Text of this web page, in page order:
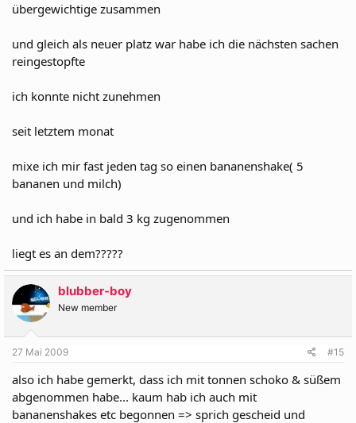
übergewichtige zusammen
und gleich als neuer platz war habe ich die nächsten sachen
reingestopfte
ich konnte nicht zunehmen
seit letztem monat
mixe ich mir fast jeden tag so einen bananenshake( 5
bananen und milch)
und ich habe in bald 3 kg zugenommen
liegt es an dem?????
blubber-boy
New member
27 Mai 2009 #15
also ich habe gemerkt, dass ich mit tonnen schoko & süßem
abgenommen habe... kaum hab ich auch mit
bananenshakes etc begonnen => sprich gescheid und